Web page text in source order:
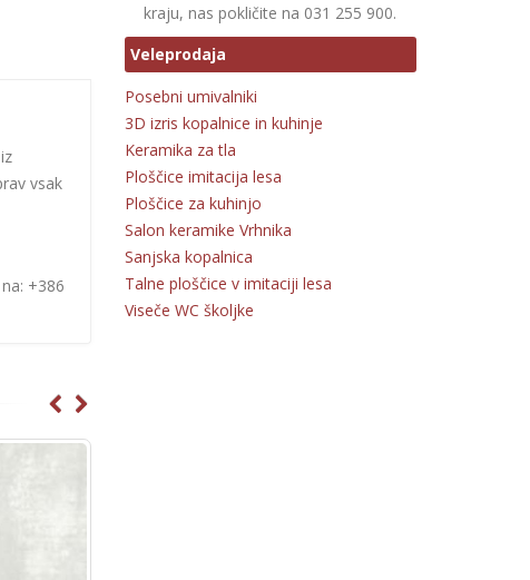
vsak
+386
kraju, nas pokličite na 031 255 900.
Veleprodaja
Posebni umivalniki
3D izris kopalnice in kuhinje
Keramika za tla
Ploščice imitacija lesa
Ploščice za kuhinjo
Salon keramike Vrhnika
Sanjska kopalnica
Talne ploščice v imitaciji lesa
Viseče WC školjke